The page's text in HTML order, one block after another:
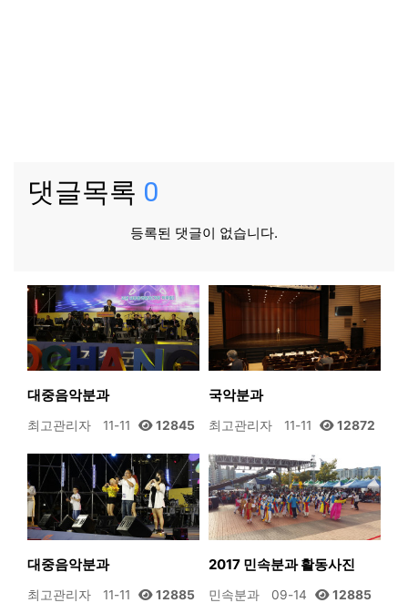
댓글목록 0
등록된 댓글이 없습니다.
대중음악분과
최고관리자 11-11 12845
국악분과
최고관리자 11-11 12872
대중음악분과
최고관리자 11-11 12885
2017 민속분과 활동사진
민속분과 09-14 12885